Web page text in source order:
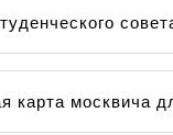
карта москвича